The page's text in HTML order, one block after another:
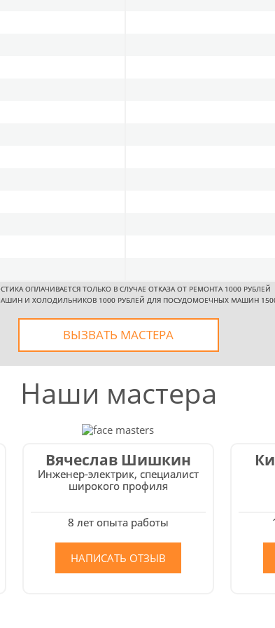
ОПЛАЧИВАЕТСЯ ТОЛЬКО В СЛУЧАЕ ОТКАЗА ОТ РЕМОНТА 1000 РУБЛЕЙ
И ХОЛОДИЛЬНИКОВ 1000 РУБЛЕЙ ДЛЯ ПОСУДОМОЕЧНЫХ МАШИН
ВЫЗВАТЬ МАСТЕРА
Наши мастера
Вячеслав Шишкин
Инженер-электрик, специалист
широкого профиля
8 лет опыта работы
НАПИСАТЬ ОТЗЫВ